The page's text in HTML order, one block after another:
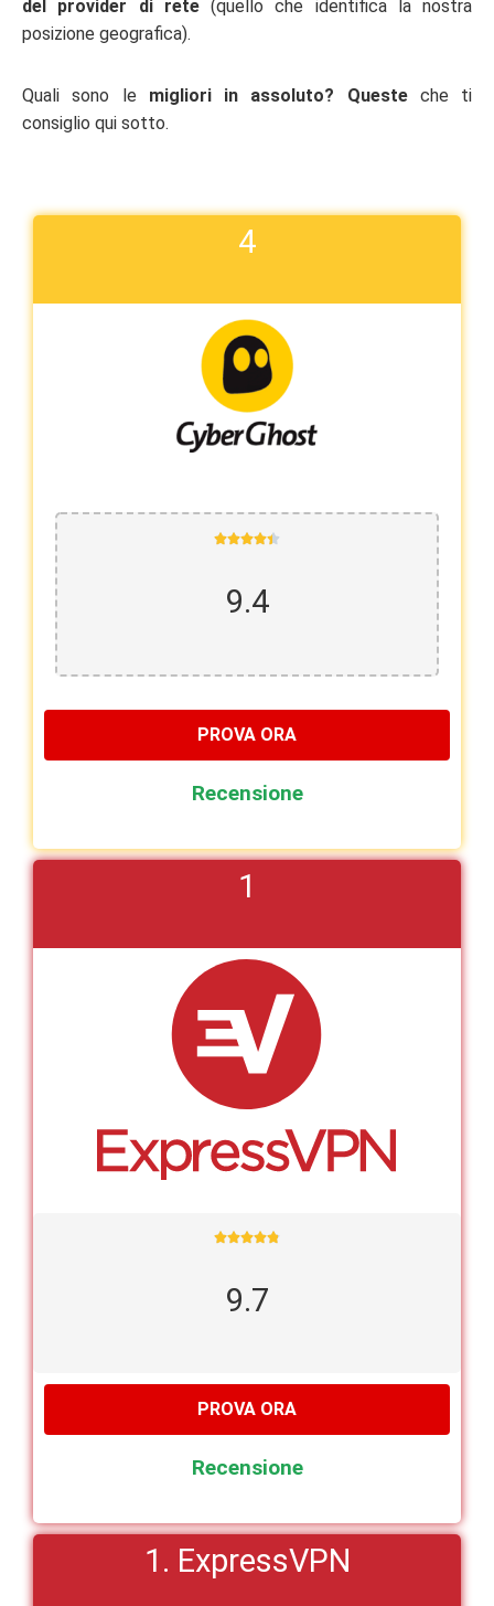
del provider di rete(quello che identifica la nostra
posizione geografica).
Quali sono le migliori in assoluto? Queste che ti
consiglio qui sotto.
4

9.4
PROVA ORA
Recensione
1

9.7
PROVA ORA
Recensione
1. ExpressVPN